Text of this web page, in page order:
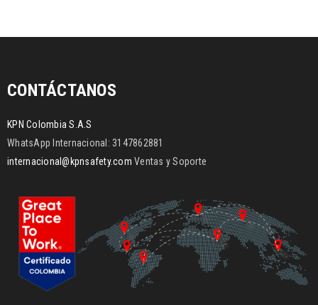
CONTÁCTANOS
KPN Colombia S.A.S
WhatsApp Internacional: 3147862881
internacional@kpnsafety.com Ventas y Soporte